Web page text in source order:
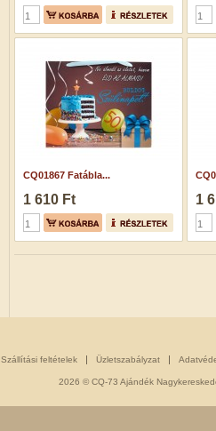
CQ01867 Fatábla...
1 610 Ft 1
Szállítási feltételek Üzletszabályzat
2026 © CQ-73 Ajándék